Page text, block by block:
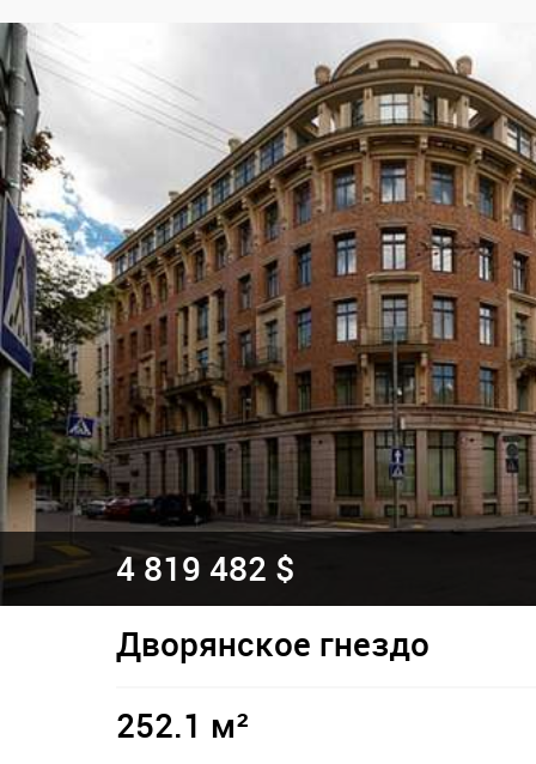
4 819 482 $
Дворянское гнездо
252.1 м²